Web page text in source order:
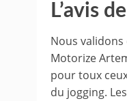
L’avis
Nous
Motorize
pour toux
du jogging.